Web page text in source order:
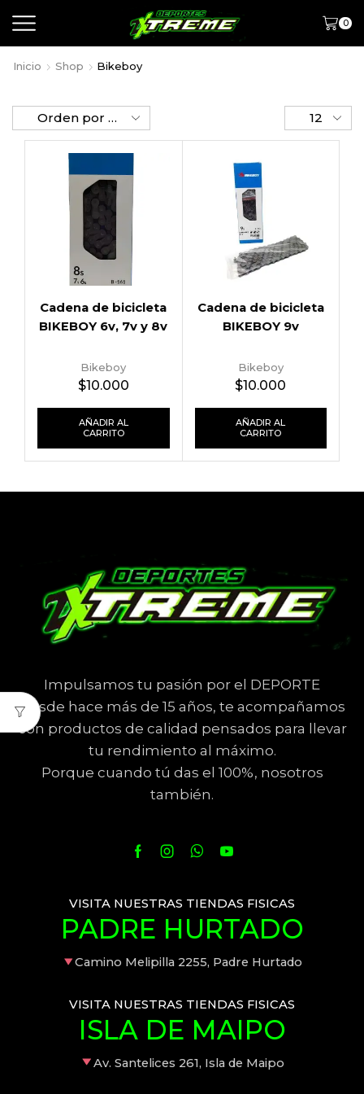
0
Inicio Shop Bikeboy
Cadena de bicicleta
BIKEBOY 6v, 7v y 8v
Bikeboy
$10.000
AÑADIR AL
CARRITO
Cadena de bicicleta
BIKEBOY 9v
Bikeboy
$10.000
AÑADIR AL
CARRITO
Impulsamos tu pasión por el DEPORTE
Desde hace más de 15 años, te acompañamos
con productos de calidad pensados para llevar
tu rendimiento al máximo.
Porque cuando tú das el 100%, nosotros
también.
VISITA NUESTRAS TIENDAS FISICAS
PADRE HURTADO
Camino Melipilla 2255, Padre Hurtado
VISITA NUESTRAS TIENDAS FISICAS
ISLA DE MAIPO
Av. Santelices 261, Isla de Maipo